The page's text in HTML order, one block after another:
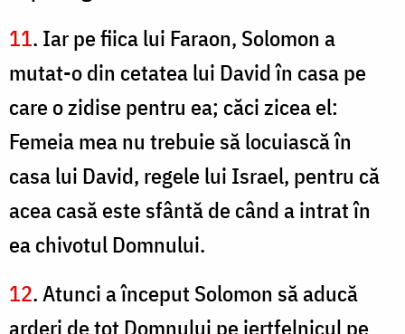
11. Iar pe fiica lui Faraon, Solomon a
mutat-o din cetatea lui David în casa pe
care o zidise pentru ea; căci zicea el:
Femeia mea nu trebuie să locuiască în
casa lui David, regele lui Israel, pentru că
acea casă este sfântă de când a intrat în
ea chivotul Domnului.
12. Atunci a început Solomon să aducă
arderi de tot Domnului pe jertfelnicul pe